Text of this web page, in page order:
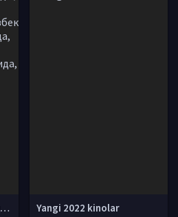
аль хаттаб узбек тилида , умар аль хаттаб узбек тилида, ҳинд кинолари ўзбек тилида, ишк узбек тилида, ибн аль хаттаб узбек тилида, чукур узбек тилида, Yangi 2022 kinolar